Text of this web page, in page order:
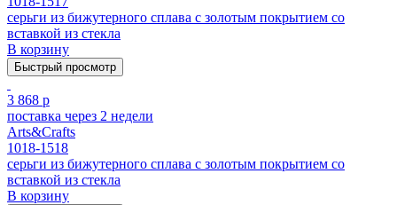
серьги из бижутерного сплава с золотым покрытием cо
вставкой из стекла
В корзину
Быстрый просмотр
3 868 р
поставка через 2 недели
Arts&Crafts
1018-1518
серьги из бижутерного сплава с золотым покрытием cо
вставкой из стекла
В корзину